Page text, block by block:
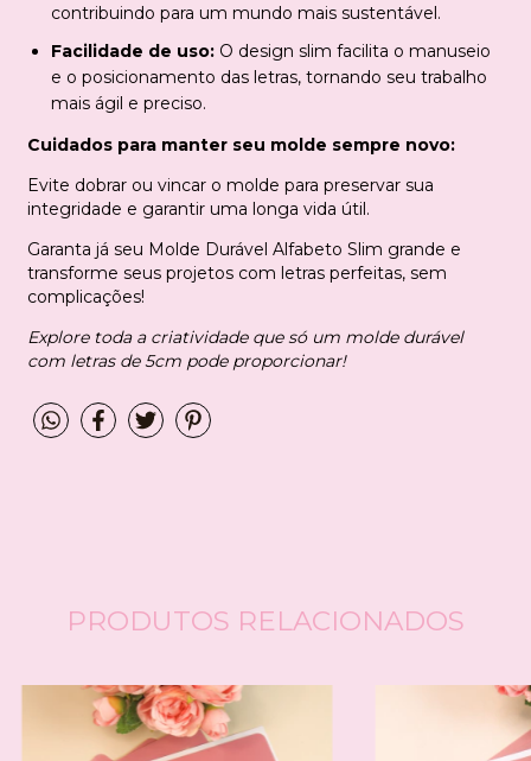
contribuindo para um mundo mais sustentável.
Facilidade de uso: O design slim facilita o manuseio
e o posicionamento das letras, tornando seu trabalho
mais ágil e preciso.
Cuidados para manter seu molde sempre novo:
Evite dobrar ou vincar o molde para preservar sua
integridade e garantir uma longa vida útil.
Garanta já seu Molde Durável Alfabeto Slim grande e
transforme seus projetos com letras perfeitas, sem
complicações!
Explore toda a criatividade que só um molde durável
com letras de 5cm pode proporcionar!
PRODUTOS RELACIONADOS